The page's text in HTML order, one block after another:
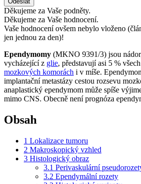
Děkujeme za Vaše podněty.
Děkujeme za Vaše hodnocení.
Vaše hodnocení ovšem nebylo vloženo
jen jednou za den)!
Ependymomy (MKNO 9391/3) jsou
vycházející z glie, představují asi 5 %
mozkových komorách i v míše.
implantační metastázy cestou rozsevu
anaplastický ependymom může spíše
mimo CNS. Obecně není prognóza
Obsah
1 Lokalizace tumoru
2 Makroskopický vzhled
3 Histologický obraz
3.1 Perivaskulární
3.2 Ependymální rozety